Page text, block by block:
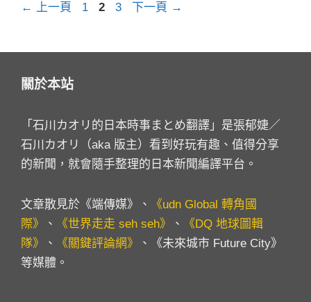
← 上一頁
頁
1
頁
2
頁
3 下一頁 →
關於本站
「石川カオリ的日本時事まとめ翻譯」是張郁婕／
石川カオリ（aka 版主）看到好玩有趣、值得分享
的新聞，就會隨手整理的日本新聞編譯平台。
文章散見於《端傳媒》、
《udn Global 轉角國
際》
、 《世界走走 seh seh》 、
《DQ 地球圖輯
隊》
、 《關鍵評論網》
、《未來城市 Future City》
等媒體。